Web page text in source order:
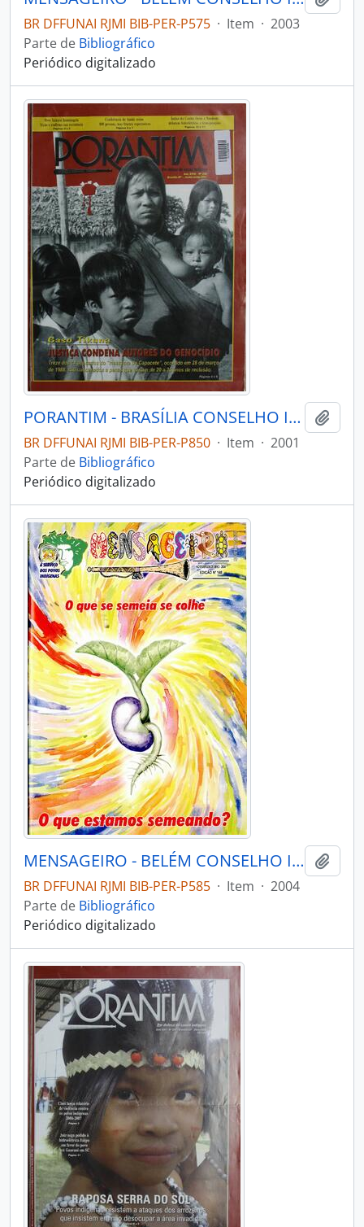
BR DFFUNAI RJMI BIB-PER-P575 · Item · 2003
Parte de Bibliográfico
Periódico digitalizado
PORANTIM - BRASÍLIA CONSELHO INDIGENISTA MISSIONÁRIO - 2001 - Nº236
BR DFFUNAI RJMI BIB-PER-P850 · Item · 2001
Parte de Bibliográfico
Periódico digitalizado
MENSAGEIRO - BELÉM CONSELHO INDIGENISTA MISSIONÁRIO - 2004 - Nº148
BR DFFUNAI RJMI BIB-PER-P585 · Item · 2004
Parte de Bibliográfico
Periódico digitalizado